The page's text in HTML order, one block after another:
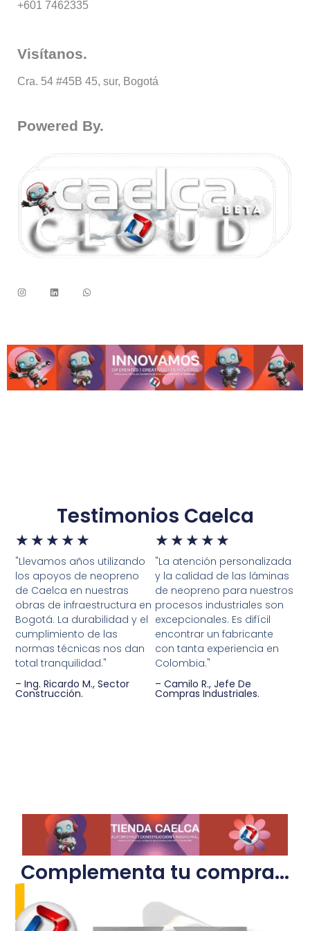
+601 7462335
Visítanos.
Cra. 54 #45B 45, sur, Bogotá
Powered By.
Testimonios Caelca
★ ★ ★ ★ ★
"Llevamos años utilizando
los apoyos de neopreno
de Caelca en nuestras
obras de infraestructura en
Bogotá. La durabilidad y el
cumplimiento de las
normas técnicas nos dan
total tranquilidad."
– Ing. Ricardo M., Sector
Construcción.
★ ★ ★ ★ ★
"La atención personalizada
y la calidad de las láminas
de neopreno para nuestros
procesos industriales son
excepcionales. Es difícil
encontrar un fabricante
con tanta experiencia en
Colombia."
– Camilo R., Jefe De
Compras Industriales.
Complementa tu compra...